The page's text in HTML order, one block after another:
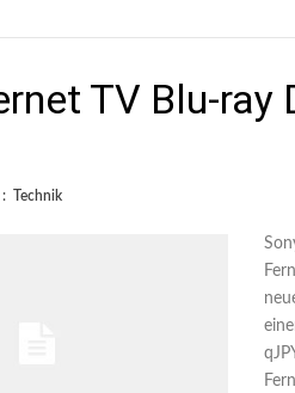
TV Blu-
: Technik